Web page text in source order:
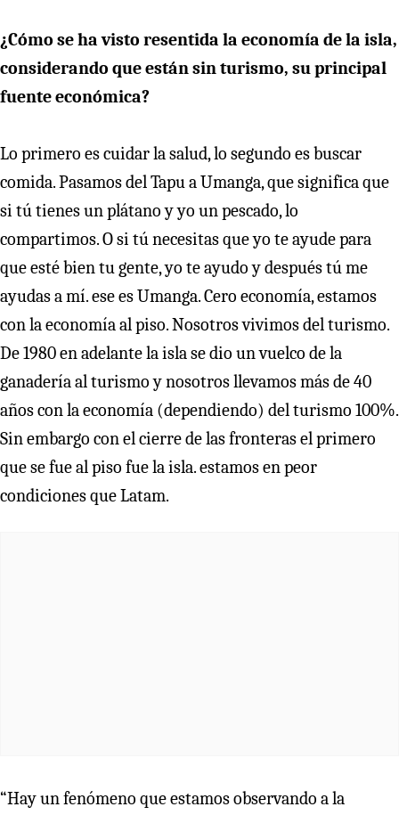
¿Cómo se ha visto resentida la economía de la isla,
considerando que están sin turismo, su principal
fuente económica?
Lo primero es cuidar la salud, lo segundo es buscar
comida. Pasamos del Tapu a Umanga, que significa que
si tú tienes un plátano y yo un pescado, lo
compartimos. O si tú necesitas que yo te ayude para
que esté bien tu gente, yo te ayudo y después tú me
ayudas a mí. ese es Umanga. Cero economía, estamos
con la economía al piso. Nosotros vivimos del turismo.
De 1980 en adelante la isla se dio un vuelco de la
ganadería al turismo y nosotros llevamos más de 40
años con la economía (dependiendo) del turismo 100%.
Sin embargo con el cierre de las fronteras el primero
que se fue al piso fue la isla. estamos en peor
condiciones que Latam.
“Hay un fenómeno que estamos observando a la